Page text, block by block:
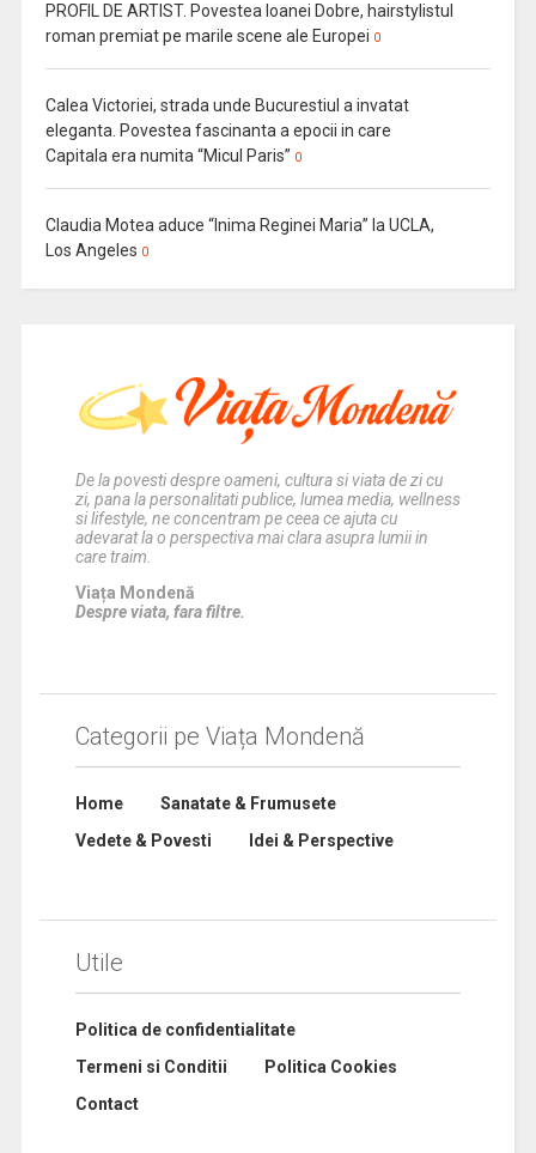
PROFIL DE ARTIST. Povestea Ioanei Dobre, hairstylistul
roman premiat pe marile scene ale Europei 0
Calea Victoriei, strada unde Bucurestiul a invatat
eleganta. Povestea fascinanta a epocii in care
Capitala era numita “Micul Paris” 0
Claudia Motea aduce “Inima Reginei Maria” la UCLA,
Los Angeles 0
De la povesti despre oameni, cultura si viata de zi cu
zi, pana la personalitati publice, lumea media, wellness
si lifestyle, ne concentram pe ceea ce ajuta cu
adevarat la o perspectiva mai clara asupra lumii in
care traim.
Viața Mondenă
Despre viata, fara filtre.
Categorii pe Viața Mondenă
Home
Sanatate & Frumusete
Vedete & Povesti
Idei & Perspective
Utile
Politica de confidentialitate
Termeni si Conditii
Politica Cookies
Contact